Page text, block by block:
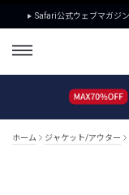
Safari公式ウェブマガジン
ホーム ジャケット/アウター